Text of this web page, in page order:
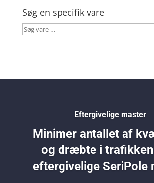
Søg en specifik vare
Søg
Eftergivelige master
Minimer antallet af
og dræbte i trafikken
eftergivelige SeriPole